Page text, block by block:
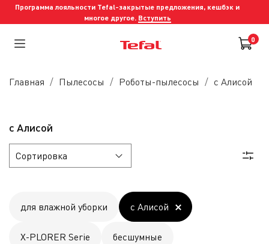
Программа лояльности Tefal-закрытые предложения, кешбэк и
многое другое. Вступить
0
Главная Пылесосы Роботы-пылесосы с Алисой
с Алисой
для влажной уборки с Алисой
X-PLORER Serie бесшумные